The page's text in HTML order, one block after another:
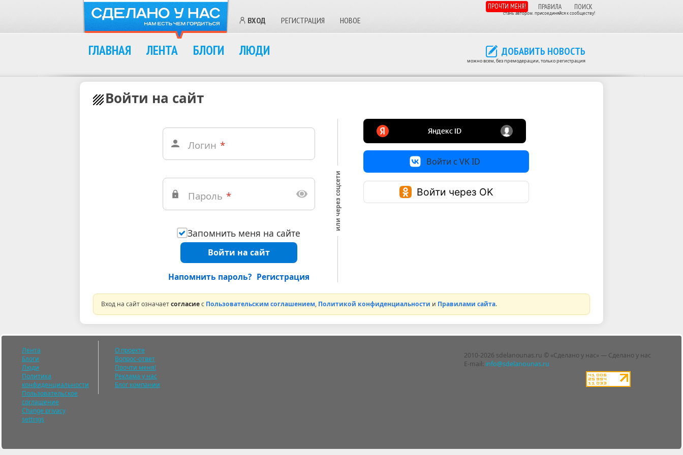
ВХОД РЕГИСТРАЦИЯ НОВОЕ
ПРОЧТИ МЕНЯ! ПРАВИЛА ПОИСК
стань автором. присоединяйся к сообществу!
ДОБАВИТЬ НОВОСТЬ
можно всем, без премодерации, только регистрация
ГЛАВНАЯ ЛЕНТА БЛОГИ ЛЮДИ
Войти на сайт
Логин *
Пароль *
Запомнить меня на сайте
Войти на сайт
Напомнить пароль? Регистрация
или через соцсети
Войти с VK ID
Войти через OK
Вход на сайт означаетсогласиес Пользовательским соглашением, Политикой конфиденциальности и Правилами сайта.
2010-2026 sdelanounas.ru © «Сделано у нас» — Сделано у нас
E-mail: info@sdelanounas.ru
Лента
Блоги
Люди
Политика
конфиденциальности
Пользовательское
соглашение
Change privacy
settings
О проекте
Вопрос-ответ
Прочти меня!
Реклама у нас
Блог компании